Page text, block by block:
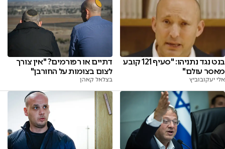
בנט נגד נתניהו: "סעיף 121 קובע
מאסר עולם"
אלי יעקובוביץ
דתיים או רפורמים? "אין צורך
לצום בצומות על החורבן"
בצלאל קאהן